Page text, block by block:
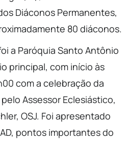
Diáconos Permanentes,
80 diáconos.
a Paróquia Santo Antônio
principal, com início às
com a celebração da
Assessor Eclesiástico,
OSJ. Foi apresentado
pontos importantes do